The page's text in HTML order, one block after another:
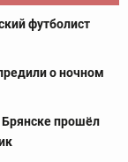
футболист
о ночном
прошёл